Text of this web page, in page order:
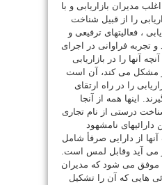
مدیران بازاریابی و با
را از قبیل شناخت
، فعالیتهای ترفیعی و
و تجربه فراوانی در اجرای
آنها را در بازاریابی
مشکل می کند، آن است
را در راه ارتقای
اینها همه از آنجا
درستی از نام تجاری
دارائیهای نامشهود
از دارایی صرفأ شامل
می آید وقابل لمس است.
موفق می شود که مدیران
هایی که آن را تشکیل